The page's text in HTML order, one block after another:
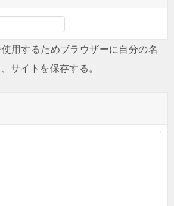
用するためブラウザーに自分の名
サイトを保存する。